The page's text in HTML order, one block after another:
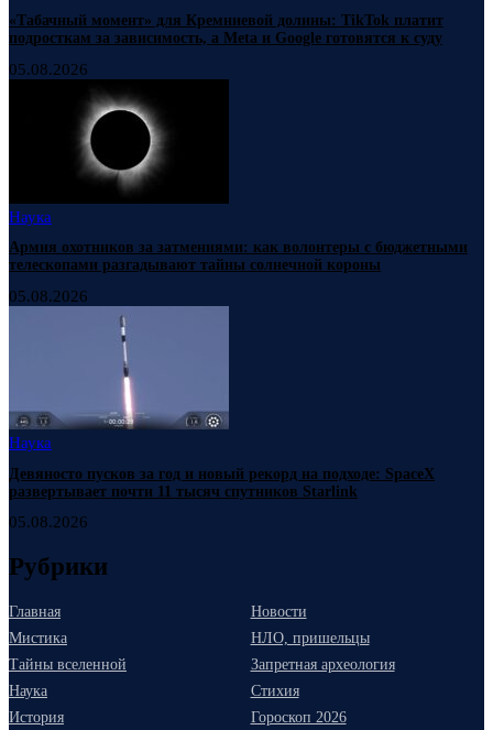
«Табачный момент» для Кремниевой долины: TikTok платит
подросткам за зависимость, а Meta и Google готовятся к суду
05.08.2026
Наука
Армия охотников за затмениями: как волонтеры с бюджетными
телескопами разгадывают тайны солнечной короны
05.08.2026
Наука
Девяносто пусков за год и новый рекорд на подходе: SpaceX
развертывает почти 11 тысяч спутников Starlink
05.08.2026
Рубрики
Главная
Новости
Мистика
НЛО, пришельцы
Тайны вселенной
Запретная археология
Наука
Стихия
История
Гороскоп 2026